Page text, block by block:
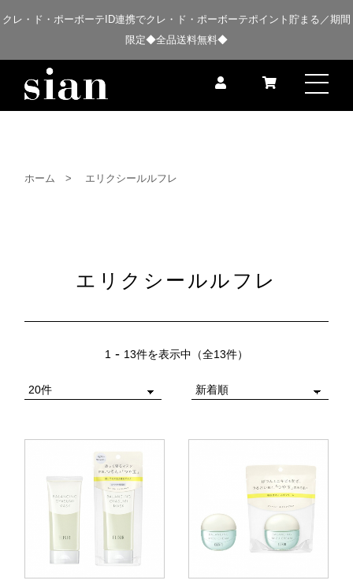
クレ・ド・ポーボーテID連携でクレ・ド・ポーボーテポイント貯まる／期間
限定◆全品送料無料◆
ホーム エリクシールルフレ
エリクシールルフレ
1 - 13件を表示中（全13件）